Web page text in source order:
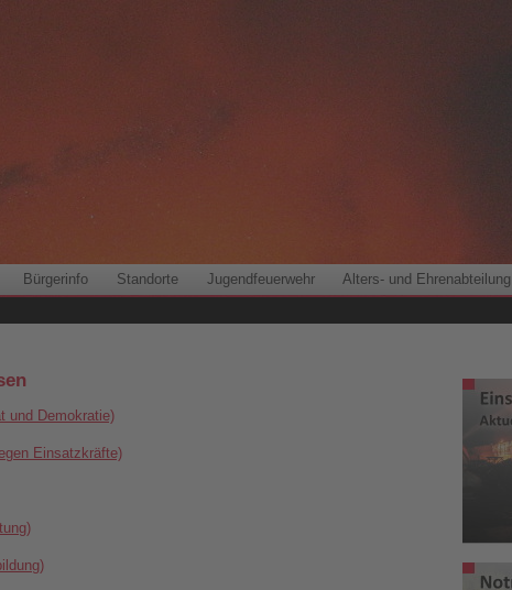
Bürgerinfo Standorte Jugendfeuerwehr Alters- und Ehrenabteilung
und Demokratie)
Einsatzkräfte)